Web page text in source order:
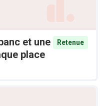
et une
place
Retenue